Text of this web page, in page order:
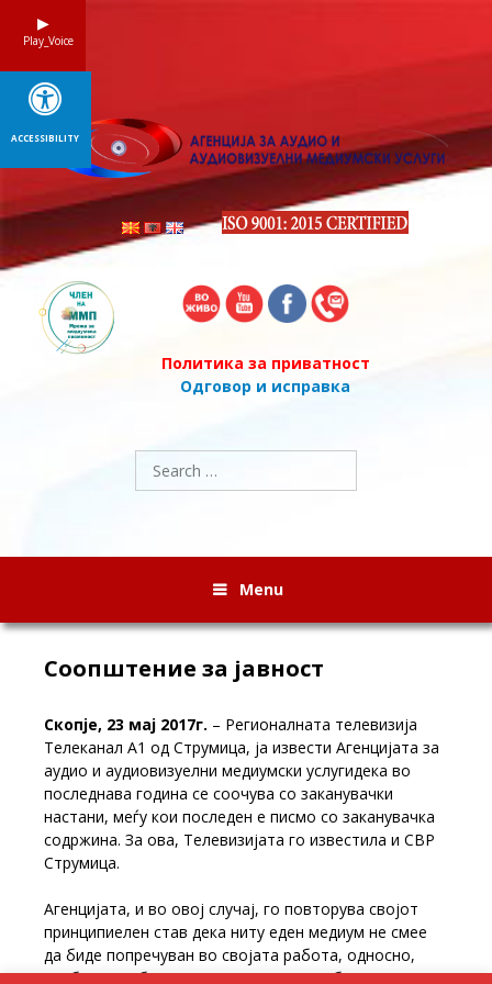
Политика за приватност
Одговор и исправка
Search
for:
Menu
Соопштение за јавност
Скопје, 23 мај 2017г. – Регионалната телевизија
Телеканал А1 од Струмица, ја извести Агенцијата за
аудио и аудиовизуелни медиумски услугидека во
последнава година се соочува со заканувачки
настани, меѓу кои последен е писмо со заканувачка
содржина. За ова, Телевизијата го известила и СВР
Струмица.
Агенцијата, и во овој случај, го повторува својот
принципиелен став дека ниту еден медиум не смее
да биде попречуван во својата работа, односно,
треба да му бидат овозможени потребните услови
Play_Voice
ACCESSIBILITY